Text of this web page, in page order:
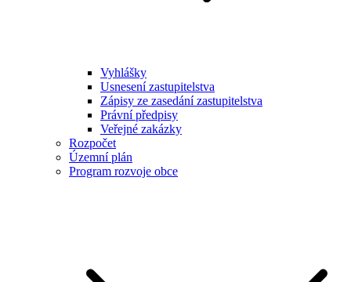
Vyhlášky
Usnesení zastupitelstva
Zápisy ze zasedání zastupitelstva
Právní předpisy
Veřejné zakázky
Rozpočet
Územní plán
Program rozvoje obce